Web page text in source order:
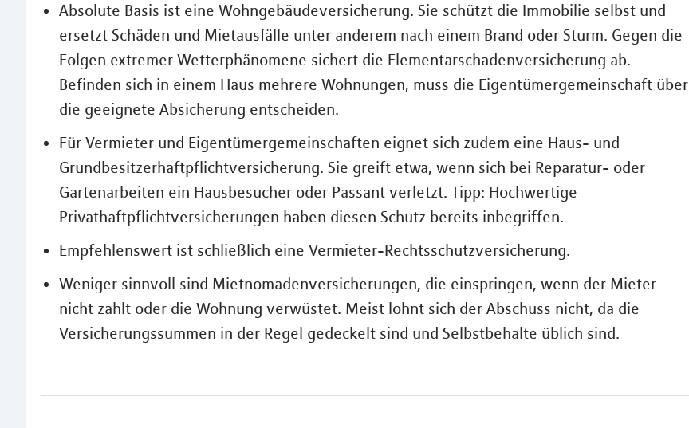
Absolute Basis ist eine Wohngebäudeversicherung. Sie schützt die Immobilie selbst und
ersetzt Schäden und Mietausfälle unter anderem nach einem Brand oder Sturm. Gegen die
Folgen extremer Wetterphänomene sichert die Elementarschadenversicherung ab.
Befinden sich in einem Haus mehrere Wohnungen, muss die Eigentümergemeinschaft über
die geeignete Absicherung entscheiden.
Für Vermieter und Eigentümergemeinschaften eignet sich zudem eine Haus- und
Grundbesitzerhaftpflichtversicherung. Sie greift etwa, wenn sich bei Reparatur- oder
Gartenarbeiten ein Hausbesucher oder Passant verletzt. Tipp: Hochwertige
Privathaftpflichtversicherungen haben diesen Schutz bereits inbegriffen.
Empfehlenswert ist schließlich eine Vermieter-Rechtsschutzversicherung.
Weniger sinnvoll sind Mietnomadenversicherungen, die einspringen, wenn der Mieter
nicht zahlt oder die Wohnung verwüstet. Meist lohnt sich der Abschuss nicht, da die
Versicherungssummen in der Regel gedeckelt sind und Selbstbehalte üblich sind.